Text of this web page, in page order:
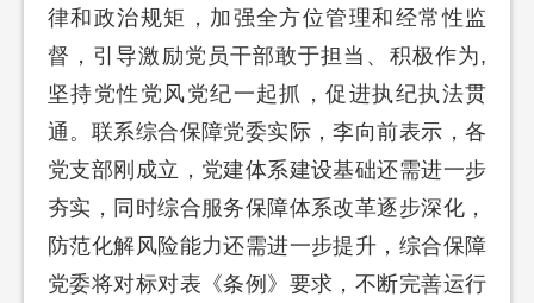
律和政治规矩，加强全方位管理和经常性监
督，引导激励党员干部敢于担当、积极作为,
坚持党性党风党纪一起抓，促进执纪执法贯
通。联系综合保障党委实际，李向前表示，各
党支部刚成立，党建体系建设基础还需进一步
夯实，同时综合服务保障体系改革逐步深化，
防范化解风险能力还需进一步提升，综合保障
党委将对标对表《条例》要求，不断完善运行